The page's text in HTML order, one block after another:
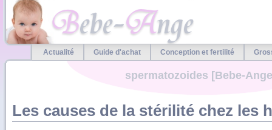
Actualité Guide d'achat Conception et fertilité
spermatozoides [Bebe-
Les causes de la stérilité chez les